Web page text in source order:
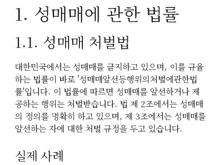
1. 성매매에 관한 법률
1.1. 성매매 처벌법
대한민국에서는 성매매를 금지하고 있으며, 이를 규율
하는 법률이 바로 '성매매알선등행위의처벌에관한법
률'입니다. 이 법률에 따르면 성매매를 알선하거나 제
공하는 행위는 처벌받습니다. 법 제 2조에서는 성매매
의 정의를 명확히 하고 있으며, 제 3조에서는 성매매를
알선하는 자에 대한 처벌 규정을 두고 있습니다.
실제 사례